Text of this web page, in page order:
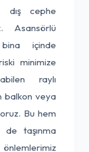
dış cephe
Asansörlü
bina içinde
minimize
raylı
balkon veya
Bu hem
taşınma
önlemlerimiz